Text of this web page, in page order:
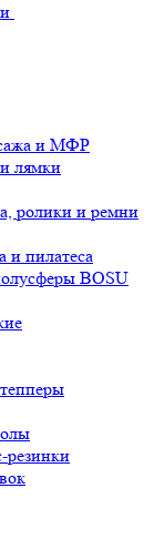
и МФР
лямки
ролики и ремни
и пилатеса
BOSU
резинки